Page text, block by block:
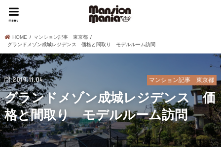
menu
HOME
マンション記事 東京都
グランドメゾン成城レジデンス 価格と間取り モデルルーム訪問
マンション記事 東京都
2019.11.04
グランドメゾン成城レジデンス 価
格と間取り モデルルーム訪問